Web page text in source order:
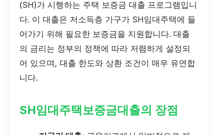
(SH)가 시행하는 주택 보증금 대출 프로그램입니
다. 이 대출은 저소득층 가구가 SH임대주택에 들
어가기 위해 필요한 보증금을 지원합니다. 대출
의 금리는 정부의 정책에 따라 저렴하게 설정되
어 있으며, 대출 한도와 상환 조건이 매우 유연합
니다.
SH임대주택보증금대출의 장점